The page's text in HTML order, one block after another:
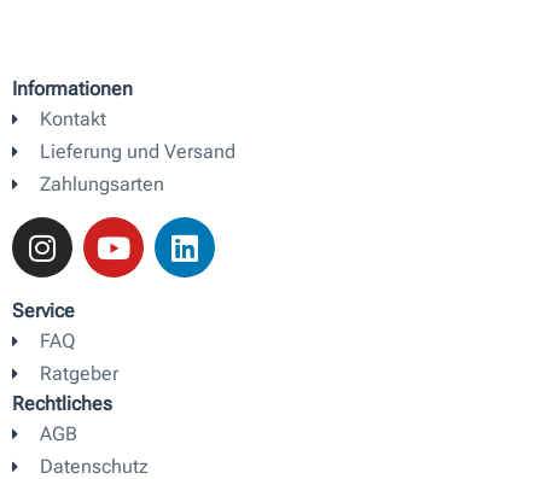
Informationen
Kontakt
Lieferung und Versand
Zahlungsarten
I
n
s
t
a
g
r
a
m
Y
o
u
b
e
L
i
n
Service
FAQ
Ratgeber
Rechtliches
AGB
Datenschutz